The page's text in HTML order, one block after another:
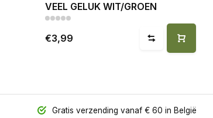
VEEL GELUK WIT/GROEN
€3,99
Gratis verzending vanaf € 60 in België